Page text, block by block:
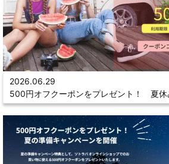
2026.06.29
500円オフクーポンをプレゼント！ 夏休